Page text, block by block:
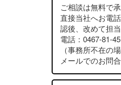
ご相談は無料で
直接当社へお電
認後、改めて担
電話： 0467-81-
（事務所不在の
メールでのお問